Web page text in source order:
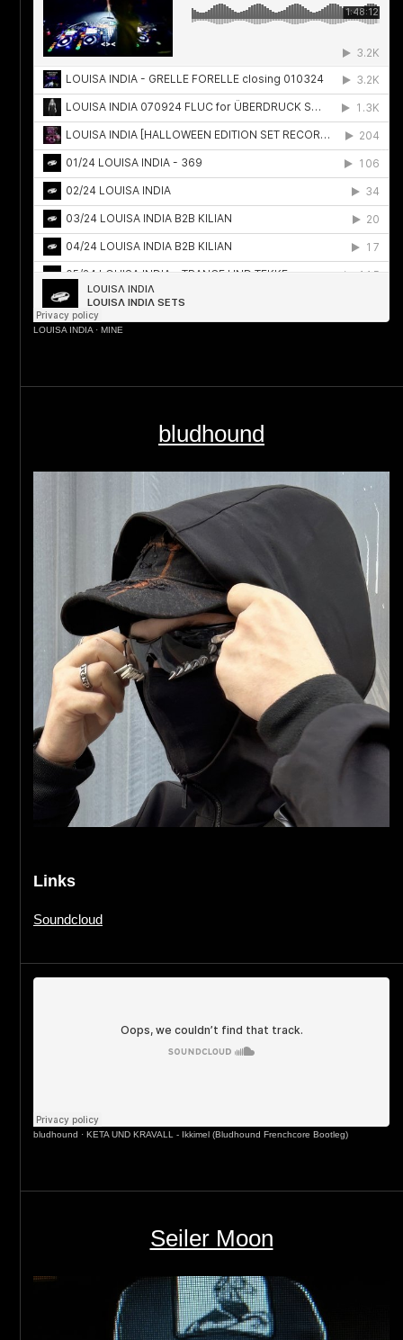
LOUISA INDIA · MINE
bludhound
Links
Soundcloud
bludhound · KETA UND KRAVALL - Ikkimel (Bludhound Frenchcore Bootleg)
Seiler Moon